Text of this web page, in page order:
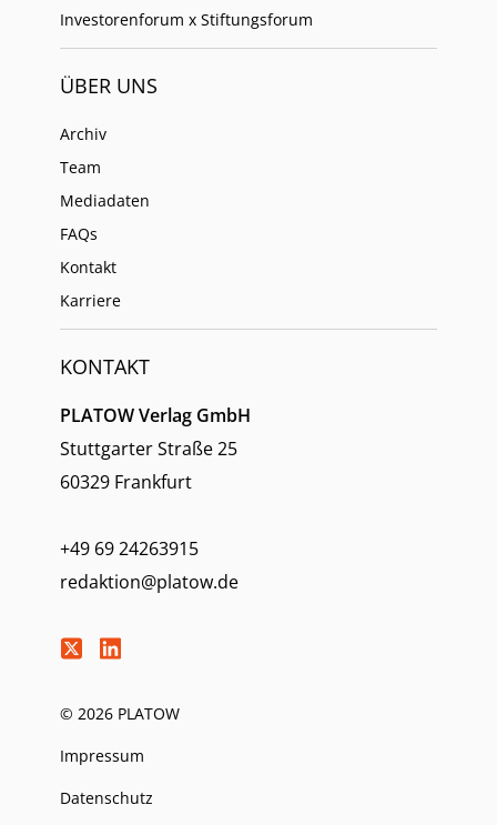
Investorenforum x Stiftungsforum
ÜBER UNS
Archiv
Team
Mediadaten
FAQs
Kontakt
Karriere
KONTAKT
PLATOW Verlag GmbH
Stuttgarter Straße 25
60329 Frankfurt
+49 69 24263915
redaktion@platow.de
© 2026 PLATOW
Impressum
Datenschutz